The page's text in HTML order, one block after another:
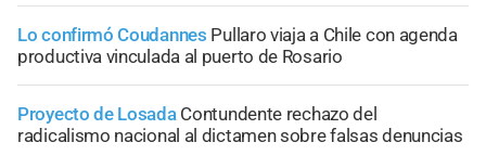
Lo confirmó Coudannes Pullaro viaja a Chile con agenda
productiva vinculada al puerto de Rosario
Proyecto de Losada Contundente rechazo del
radicalismo nacional al dictamen sobre falsas denuncias